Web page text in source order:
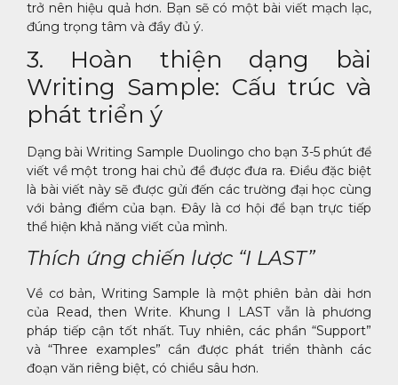
trở nên hiệu quả hơn. Bạn sẽ có một bài viết mạch lạc,
đúng trọng tâm và đầy đủ ý.
3. Hoàn thiện dạng bài
Writing Sample: Cấu trúc và
phát triển ý
Dạng bài Writing Sample Duolingo cho bạn 3-5 phút để
viết về một trong hai chủ đề được đưa ra. Điều đặc biệt
là bài viết này sẽ được gửi đến các trường đại học cùng
với bảng điểm của bạn. Đây là cơ hội để bạn trực tiếp
thể hiện khả năng viết của mình.
Thích ứng chiến lược “I LAST”
Về cơ bản, Writing Sample là một phiên bản dài hơn
của Read, then Write. Khung I LAST vẫn là phương
pháp tiếp cận tốt nhất. Tuy nhiên, các phần “Support”
và “Three examples” cần được phát triển thành các
đoạn văn riêng biệt, có chiều sâu hơn.